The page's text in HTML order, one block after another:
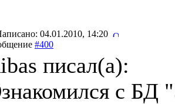
04.01.2010, 14:20
#400
писал(a):
с БД